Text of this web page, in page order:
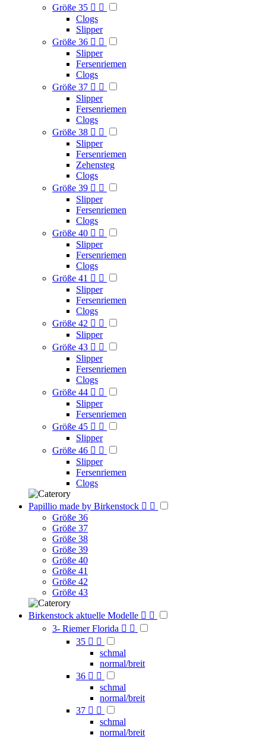
Größe 35  
Clogs
Slipper
Größe 36  
Slipper
Fersenriemen
Clogs
Größe 37  
Slipper
Fersenriemen
Clogs
Größe 38  
Slipper
Fersenriemen
Zehensteg
Clogs
Größe 39  
Slipper
Fersenriemen
Clogs
Größe 40  
Slipper
Fersenriemen
Clogs
Größe 41  
Slipper
Fersenriemen
Clogs
Größe 42  
Slipper
Größe 43  
Slipper
Fersenriemen
Clogs
Größe 44  
Slipper
Fersenriemen
Größe 45  
Slipper
Größe 46  
Slipper
Fersenriemen
Clogs
Papillio made by Birkenstock  
Größe 36
Größe 37
Größe 38
Größe 39
Größe 40
Größe 41
Größe 42
Größe 43
Birkenstock aktuelle Modelle  
3- Riemer Florida  
35  
schmal
normal/breit
36  
schmal
normal/breit
37  
schmal
normal/breit